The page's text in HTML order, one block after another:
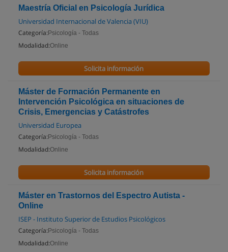
Maestría Oficial en Psicología Jurídica
Universidad Internacional de Valencia (VIU)
Categoría: Psicología - Todas
Modalidad:Online
Solicita información
Máster de Formación Permanente en
Intervención Psicológica en situaciones de
Crisis, Emergencias y Catástrofes
Universidad Europea
Categoría: Psicología - Todas
Modalidad:Online
Solicita información
Máster en Trastornos del Espectro Autista -
Online
ISEP - Instituto Superior de Estudios Psicológicos
Categoría: Psicología - Todas
Modalidad:Online